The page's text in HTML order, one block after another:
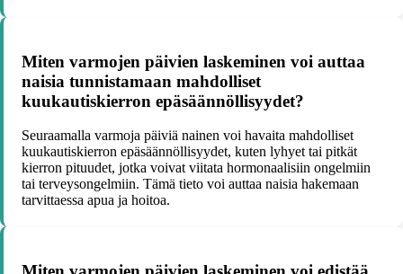
Miten varmojen päivien laskeminen voi auttaa
naisia tunnistamaan mahdolliset
kuukautiskierron epäsäännöllisyydet?
Seuraamalla varmoja päiviä nainen voi havaita mahdolliset
kuukautiskierron epäsäännöllisyydet, kuten lyhyet tai pitkät
kierron pituudet, jotka voivat viitata hormonaalisiin ongelmiin
tai terveysongelmiin. Tämä tieto voi auttaa naisia hakemaan
tarvittaessa apua ja hoitoa.